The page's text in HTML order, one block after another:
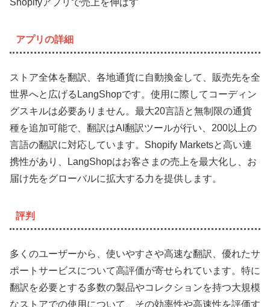
アプリの詳細
ストア全体を翻訳、各地通貨に自動換金して、販売先を全
世界へと広げるLangShopです。使用に際してコーディン
グスキルは必要ありません。最大20言語と無制限の通貨
種を追加可能で、翻訳はAI翻訳ツールが行い、200以上の
言語の翻訳に対応しています。Shopify Marketsと高い連
携性があり、LangShopはお客さまの売上を最大化し、お
届け先をグローバルに拡大する力を提供します。
評判
多くのユーザーから、使いやすさや高速な翻訳、優れたサ
ポートサービスについて高評価が寄せられています。特に
翻訳を必要とする多数の製品やコレクションを持つ大規模
なストアでの使用について、その効率性や高速性を評価す